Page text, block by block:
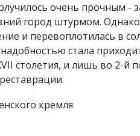
очень прочным -
город штурмом.
и перевоплотилась в
стала
столетия, и лишь во 2-й